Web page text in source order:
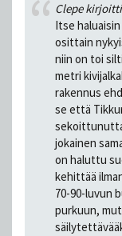
Clepe
Itse
osittain
niin on toi
metri
rakennus
se että
jokainen
on haluttu
kehittää
70-90-luvun
purkuun,